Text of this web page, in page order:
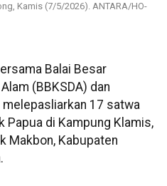
Kamis (7/5/2026). ANTARA/HO-
Balai Besar
(BBKSDA) dan
17 satwa
Papua di Kampung Klamis,
Makbon, Kabupaten